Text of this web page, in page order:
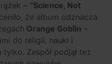
– “Science, Not
że album odznacza
Orange Goblin –
do religii, nauki i
Zespół podjął też